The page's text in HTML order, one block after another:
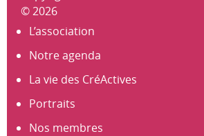
© 2026
L’association
Notre agenda
La vie des CréActives
Portraits
Nos membres